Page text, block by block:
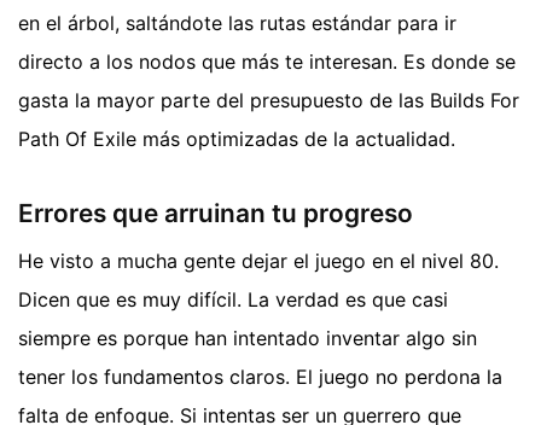
en el árbol, saltándote las rutas estándar para ir
directo a los nodos que más te interesan. Es donde se
gasta la mayor parte del presupuesto de las Builds For
Path Of Exile más optimizadas de la actualidad.
Errores que arruinan tu progreso
He visto a mucha gente dejar el juego en el nivel 80.
Dicen que es muy difícil. La verdad es que casi
siempre es porque han intentado inventar algo sin
tener los fundamentos claros. El juego no perdona la
falta de enfoque. Si intentas ser un guerrero que